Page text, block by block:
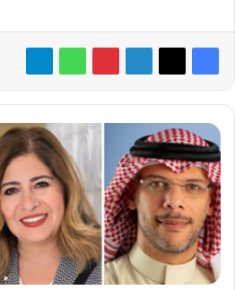
«سيسكو»
تدعم
استثماراتها
في
السعودية
وتجدد
برنامجها
لتسريع
التحول